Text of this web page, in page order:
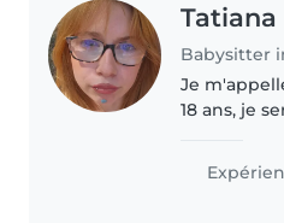
Tatiana
Babysitter
Je
18 ans, je